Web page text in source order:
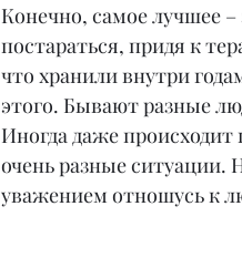
Конечно, самое лучшее
постараться, придя к
что хранили внутри
этого. Бывают разные
Иногда даже
очень разные ситуации.
уважением отношусь к